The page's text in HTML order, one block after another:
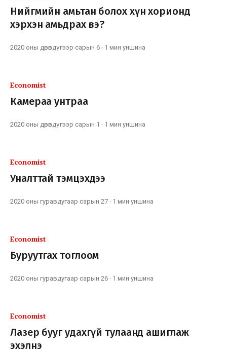
Нийгмийн амьтан болох хүн хорионд
хэрхэн амьдрах вэ?
2020 оны дөрөвдүгээр сарын 6 · 1 мин уншина
Economist
Камераа унтраа
2020 оны дөрөвдүгээр сарын 1 · 1 мин уншина
Economist
Уналттай тэмцэхдээ
2020 оны гуравдугаар сарын 27 · 1 мин уншина
Economist
Буруутгах тоглоом
2020 оны гуравдугаар сарын 26 · 1 мин уншина
Economist
Лазер бууг удахгүй тулаанд ашиглаж
эхэлнэ